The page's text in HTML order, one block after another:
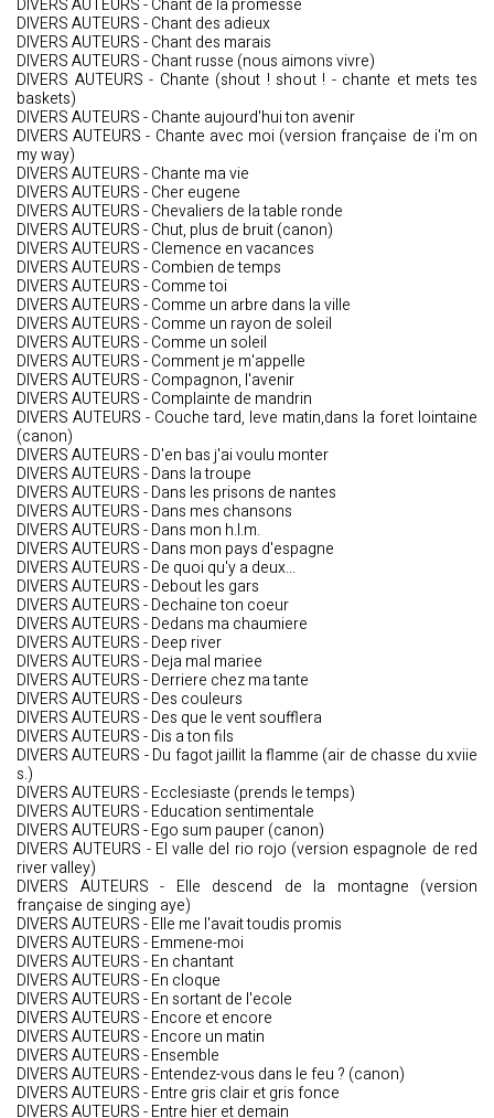
DIVERS AUTEURS - Chant de la promesse
DIVERS AUTEURS - Chant des adieux
DIVERS AUTEURS - Chant des marais
DIVERS AUTEURS - Chant russe (nous aimons vivre)
DIVERS AUTEURS - Chante (shout ! shout ! - chante et mets tes
baskets)
DIVERS AUTEURS - Chante aujourd'hui ton avenir
DIVERS AUTEURS - Chante avec moi (version française de i'm on
my way)
DIVERS AUTEURS - Chante ma vie
DIVERS AUTEURS - Cher eugene
DIVERS AUTEURS - Chevaliers de la table ronde
DIVERS AUTEURS - Chut, plus de bruit (canon)
DIVERS AUTEURS - Clemence en vacances
DIVERS AUTEURS - Combien de temps
DIVERS AUTEURS - Comme toi
DIVERS AUTEURS - Comme un arbre dans la ville
DIVERS AUTEURS - Comme un rayon de soleil
DIVERS AUTEURS - Comme un soleil
DIVERS AUTEURS - Comment je m'appelle
DIVERS AUTEURS - Compagnon, l'avenir
DIVERS AUTEURS - Complainte de mandrin
DIVERS AUTEURS - Couche tard, leve matin,dans la foret lointaine
(canon)
DIVERS AUTEURS - D'en bas j'ai voulu monter
DIVERS AUTEURS - Dans la troupe
DIVERS AUTEURS - Dans les prisons de nantes
DIVERS AUTEURS - Dans mes chansons
DIVERS AUTEURS - Dans mon h.l.m.
DIVERS AUTEURS - Dans mon pays d'espagne
DIVERS AUTEURS - De quoi qu'y a deux...
DIVERS AUTEURS - Debout les gars
DIVERS AUTEURS - Dechaine ton coeur
DIVERS AUTEURS - Dedans ma chaumiere
DIVERS AUTEURS - Deep river
DIVERS AUTEURS - Deja mal mariee
DIVERS AUTEURS - Derriere chez ma tante
DIVERS AUTEURS - Des couleurs
DIVERS AUTEURS - Des que le vent soufflera
DIVERS AUTEURS - Dis a ton fils
DIVERS AUTEURS - Du fagot jaillit la flamme (air de chasse du xviie
s.)
DIVERS AUTEURS - Ecclesiaste (prends le temps)
DIVERS AUTEURS - Education sentimentale
DIVERS AUTEURS - Ego sum pauper (canon)
DIVERS AUTEURS - El valle del rio rojo (version espagnole de red
river valley)
DIVERS AUTEURS - Elle descend de la montagne (version
française de singing aye)
DIVERS AUTEURS - Elle me l'avait toudis promis
DIVERS AUTEURS - Emmene-moi
DIVERS AUTEURS - En chantant
DIVERS AUTEURS - En cloque
DIVERS AUTEURS - En sortant de l'ecole
DIVERS AUTEURS - Encore et encore
DIVERS AUTEURS - Encore un matin
DIVERS AUTEURS - Ensemble
DIVERS AUTEURS - Entendez-vous dans le feu ? (canon)
DIVERS AUTEURS - Entre gris clair et gris fonce
DIVERS AUTEURS - Entre hier et demain